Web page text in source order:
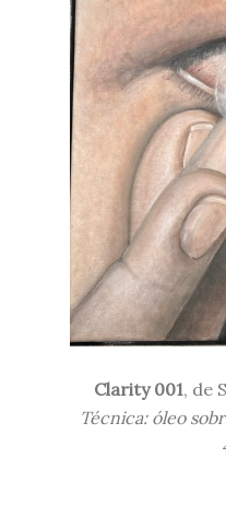
Clarity 001, de
Técnica: óleo